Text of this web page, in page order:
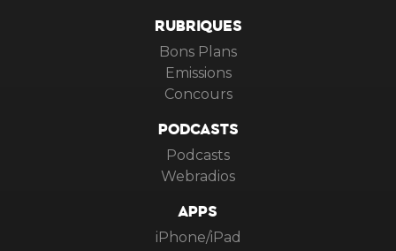
RUBRIQUES
Bons Plans
Emissions
Concours
PODCASTS
Podcasts
Webradios
APPS
iPhone/iPad